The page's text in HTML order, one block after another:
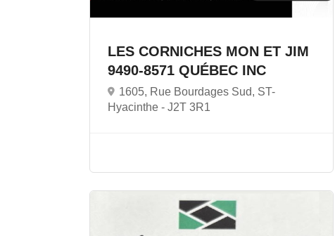
LES CORNICHES MON ET JIM
9490-8571 QUÉBEC INC
1605, Rue Bourdages Sud, ST-
Hyacinthe - J2T 3R1